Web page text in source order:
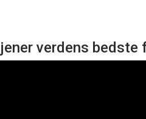
verdens bedste